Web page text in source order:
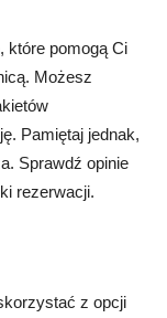
które pomogą Ci
Możesz
Pamiętaj jednak,
Sprawdź opinie
rezerwacji.
z opcji